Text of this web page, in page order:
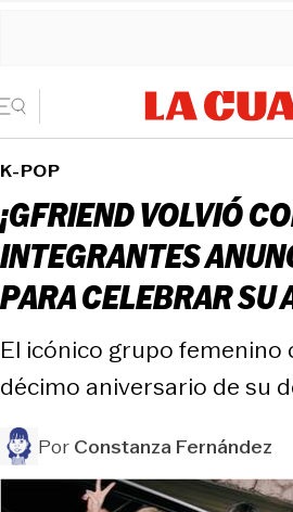
K-POP
¡GFRIEND VOLVIÓ
INTEGRANTES
PARA CELEBRAR SU
El icónico grupo femenino
décimo aniversario de su
PorConstanza Fernández